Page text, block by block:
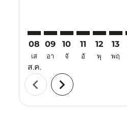
08
เส
ส.ค.
09
อา
10
จั
11
อั
12
พุ
13
พฤ
chevron_left chevron_right